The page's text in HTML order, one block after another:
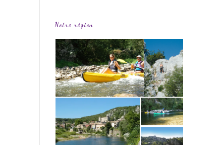
Notre région